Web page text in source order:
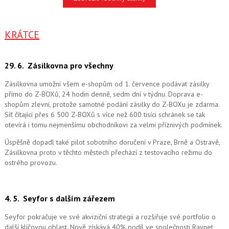
KRÁTCE
29. 6. Zásilkovna pro všechny
Zásilkovna umožní všem e-shopům od 1. července podávat zásilky
přímo do Z-BOXů, 24 hodin denně, sedm dní v týdnu. Doprava e-
shopům zlevní, protože samotné podání zásilky do Z-BOXu je zdarma.
Síť čítající přes 6 500 Z-BOXů s více než 600 tisíci schránek se tak
otevírá i tomu nejmenšímu obchodníkovi za velmi příznivých podmínek.
Úspěšně dopadl také pilot sobotního doručení v Praze, Brně a Ostravě,
Zásilkovna proto v těchto městech přechází z testovacího režimu do
ostrého provozu.
4. 5. Seyfor s dalším zářezem
Seyfor pokračuje ve své akviziční strategii a rozšiřuje své portfolio o
další klíčovou oblast. Nově získává 40% podíl ve společnosti Raynet,